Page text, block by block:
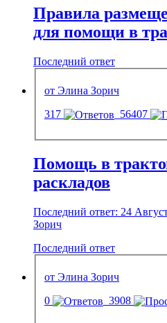
Правила
для помощи в
Последний ответ
от Элина Зорич
317
56407
Помощь в
раскладов
Последний ответ: 24
Зорич
Последний ответ
от Элина Зорич
0
3908